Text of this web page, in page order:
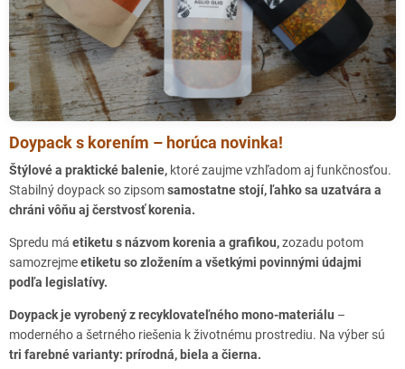
Na Sihoti 1168, Dolný Kubín-Veľký Bysterec, 026 01 (suterén OD
Kocka)
NOVÉ ZÁMKY - Bio Zdravičko
ul. M.R.Štefánika č.6 Nové Zámky
Palackého náměstí 59, Dačice, 380 01
VAMBERK - Domov ANNA design
Husovo náměstí 86, Vamberk, 517 54
ZLATÉ MORAVCE - Rodan Food
Janka Kráľa 362/19, Zlaté Moravce, 953 01
Pravotice 140, Pravotice, 956 35 (v areáli PD "BREZINA"
Doypack s korením – horúca novinka!
Štýlové a praktické balenie, ktoré zaujme vzhľadom aj funkčnosťou.
Stabilný doypack so zipsomsamostatne stojí, ľahko sa uzatvára a
chráni vôňu aj čerstvosť korenia.
Spredu má etiketu s názvom korenia a grafikou,zozadu potom
samozrejmeetiketu so zložením a všetkými povinnými údajmi
podľa legislatívy.
Doypack je vyrobený z recyklovateľného mono-materiálu –
moderného a šetrného riešenia k životnému prostrediu. Na výber sú
tri farebné varianty: prírodná, biela a čierna.